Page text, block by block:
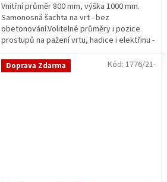
z
5
hvězdiček.
Vnitřní průměr 800 mm, výška 1000 mm.
Samonosná šachta na vrt - bez
obetonování.Volitelné průměry i pozice
prostupů na pažení vrtu, hadice i elektřinu -
požadované průměry...
Doprava Zdarma Kód: 1776/21-